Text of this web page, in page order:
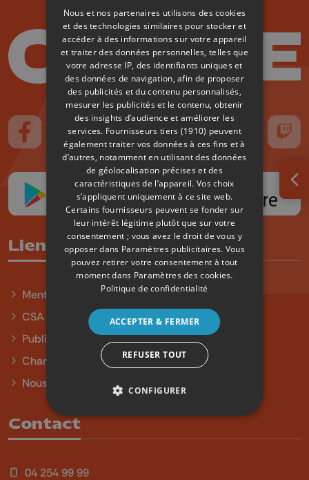
Suivez-nous sur FaceBook
Suivez-nous sur Instagram
Suivez-nous sur TikTok
Suivez-nous sur YouTube
Suivez-nous
Liens utiles
Mentions légales
CSA
Publicité
Charte sur l'égalité et la diversité
Nous contacter
Contact
04 254 99 99
Nous et nos partenaires utilisons des cookies
et des technologies similaires pour stocker et
accéder à des informations sur votre appareil
et traiter des données personnelles, telles que
votre adresse IP, des identifiants uniques et
des données de navigation, afin de proposer
des publicités et du contenu personnalisés,
mesurer les publicités et le contenu, obtenir
des insights d’audience et améliorer les
services. Fournisseurs tiers (1910) peuvent
également traiter vos données à ces fins et à
d’autres, notamment en utilisant des données
de géolocalisation précises et des
caractéristiques de l’appareil. Vos choix
s’appliquent uniquement à ce site web.
Certains fournisseurs peuvent se fonder sur
leur intérêt légitime plutôt que sur votre
consentement ; vous avez le droit de vous y
opposer dans Paramètres publicitaires. Vous
pouvez retirer votre consentement à tout
moment dans Paramètres des cookies.
Politique de confidentialité
ACCEPTER & FERMER
REFUSER TOUT
CONFIGURER